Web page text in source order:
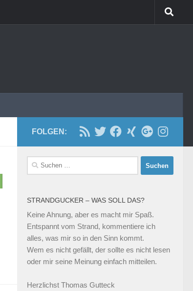
FOLGEN:
Suchen
nach:
STRANDGUCKER – WAS SOLL DAS?
Keine Ahnung, aber es macht mir Spaß.
Entspannt vom Strand, kommentiere ich
alles, was mir so in den Sinn kommt.
Wem es nicht gefällt, der sollte es nicht lesen
oder mir seine Meinung einfach mitteilen.
Herzlichst Thomas Gutteck